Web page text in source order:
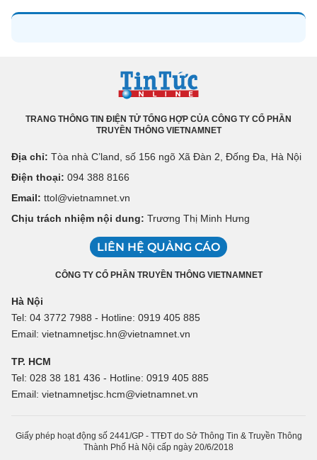
TRANG THÔNG TIN ĐIỆN TỬ TỔNG HỢP CỦA CÔNG TY CỔ PHẦN
TRUYỀN THÔNG VIETNAMNET
Địa chỉ: Tòa nhà C’land, số 156 ngõ Xã Đàn 2, Đống Đa, Hà Nội
Điện thoại: 094 388 8166
Email: ttol@vietnamnet.vn
Chịu trách nhiệm nội dung: Trương Thị Minh Hưng
LIÊN HỆ QUẢNG CÁO
CÔNG TY CỔ PHẦN TRUYỀN THÔNG VIETNAMNET
Hà Nội
Tel: 04 3772 7988 - Hotline: 0919 405 885
Email: vietnamnetjsc.hn@vietnamnet.vn
TP. HCM
Tel: 028 38 181 436 - Hotline: 0919 405 885
Email: vietnamnetjsc.hcm@vietnamnet.vn
Giấy phép hoạt động số 2441/GP - TTĐT do Sở Thông Tin & Truyền Thông
Thành Phố Hà Nội cấp ngày 20/6/2018